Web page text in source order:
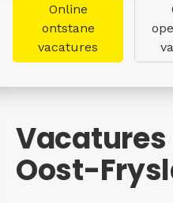
Online
ontstane
vacatures
Oost-